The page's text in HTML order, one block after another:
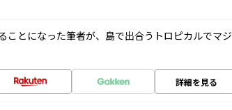
ことになった筆者が、島で出合うトロピカルでマジ
詳細を見る